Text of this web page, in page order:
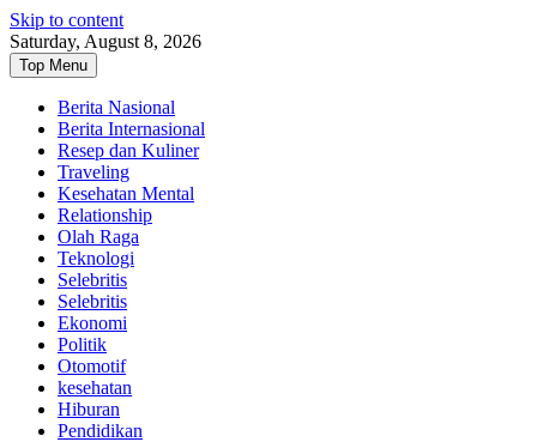
Skip to content
Saturday, August 8, 2026
Top Menu
Berita Nasional
Berita Internasional
Resep dan Kuliner
Traveling
Kesehatan Mental
Relationship
Olah Raga
Teknologi
Selebritis
Selebritis
Ekonomi
Politik
Otomotif
kesehatan
Hiburan
Pendidikan